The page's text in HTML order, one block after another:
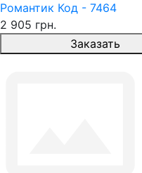
Романтик Код - 7464
2 905 грн.
Заказать